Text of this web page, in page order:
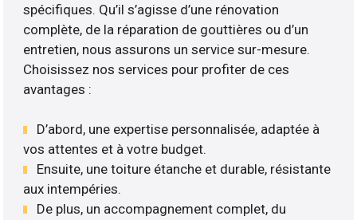
spécifiques. Qu’il s’agisse d’une rénovation
complète, de la réparation de gouttières ou d’un
entretien, nous assurons un service sur-mesure.
Choisissez nos services pour profiter de ces
avantages :
D’abord, une expertise personnalisée, adaptée à
vos attentes et à votre budget.
Ensuite, une toiture étanche et durable, résistante
aux intempéries.
De plus, un accompagnement complet, du